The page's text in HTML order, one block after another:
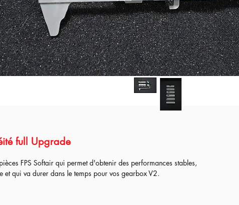
full Upgrade
FPS Softair qui permet d'obtenir des performances stables,
et qui va durer dans le temps pour vos gearbox V2.